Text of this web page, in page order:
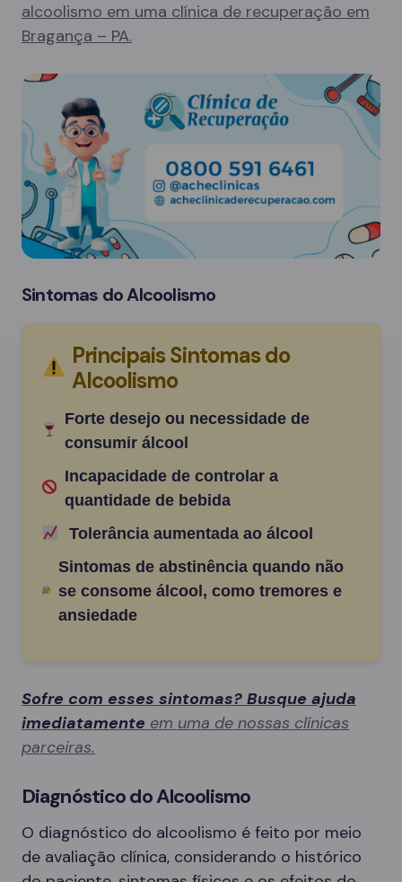
alcoolismo em uma clínica de recuperação em
Bragança – PA.
Sintomas do Alcoolismo
Principais Sintomas do
Alcoolismo
Forte desejo ou necessidade de
consumir álcool
Incapacidade de controlar a
quantidade de bebida
Tolerância aumentada ao álcool
Sintomas de abstinência quando não
se consome álcool, como tremores e
ansiedade
Sofre com esses sintomas? Busque ajuda
imediatamente em uma de nossas clínicas
parceiras.
Diagnóstico do Alcoolismo
O diagnóstico do alcoolismo é feito por meio
de avaliação clínica, considerando o histórico